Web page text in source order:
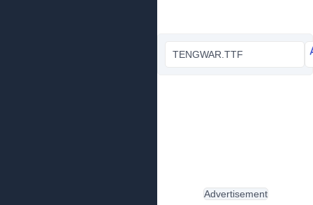
TENGWAR.TTF
Advertisement